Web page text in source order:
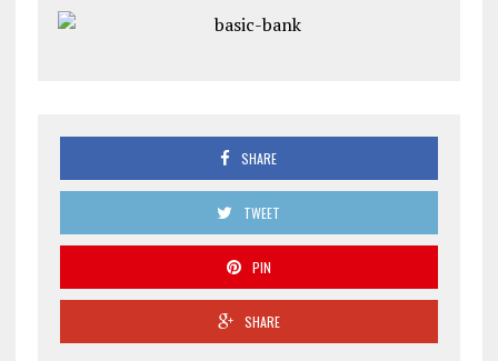
SHARE
TWEET
PIN
SHARE